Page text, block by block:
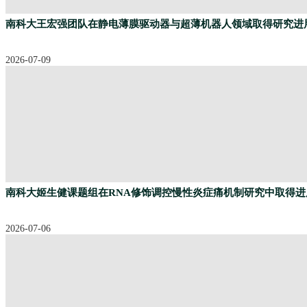
南科大王宏强团队在静电薄膜驱动器与超薄机器人领域取得研究进
2026-07-09
南科大姬生健课题组在RNA修饰调控慢性炎症痛机制研究中取得
2026-07-06